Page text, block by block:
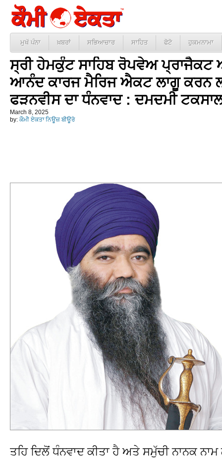
ਮੁਖੱ ਪੰਨਾ ਖ਼ਬਰਾਂ ਸਭਿਆਚਾਰ ਸਾਹਿਤ ਫੋਟੋ ਹੁਕਮਨਾਮਾ
ਸ੍ਰੀ ਹੇਮਕੁੰਟ ਸਾਹਿਬ ਰੋਪਵੇਅ ਪ੍ਰਾਜੈਕਟ
ਆਨੰਦ ਕਾਰਜ ਮੈਰਿਜ ਐਕਟ ਲਾਗੂ ਕਰਨ
ਫੜਨਵੀਸ ਦਾ ਧੰਨਵਾਦ : ਦਮਦਮੀ
March 8, 2025
by: ਕੌਮੀ ਏਕਤਾ ਨਿਊਜ਼ ਬੀਊਰੋ
ਤਹਿ ਦਿਲੋਂ ਧੰਨਵਾਦ ਕੀਤਾ ਹੈ ਅਤੇ ਸਮੁੱਚੀ ਨਾਨਕ